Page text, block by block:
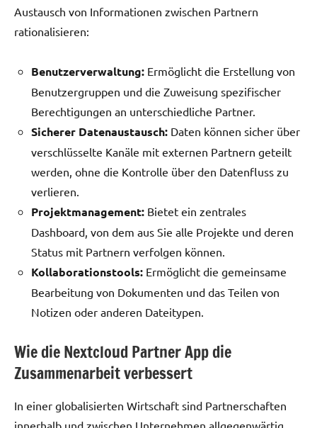
Austausch von Informationen zwischen Partnern
rationalisieren:
Benutzerverwaltung: Ermöglicht die Erstellung von
Benutzergruppen und die Zuweisung spezifischer
Berechtigungen an unterschiedliche Partner.
Sicherer Datenaustausch: Daten können sicher über
verschlüsselte Kanäle mit externen Partnern geteilt
werden, ohne die Kontrolle über den Datenfluss zu
verlieren.
Projektmanagement: Bietet ein zentrales
Dashboard, von dem aus Sie alle Projekte und deren
Status mit Partnern verfolgen können.
Kollaborationstools: Ermöglicht die gemeinsame
Bearbeitung von Dokumenten und das Teilen von
Notizen oder anderen Dateitypen.
Wie die Nextcloud Partner App die
Zusammenarbeit verbessert
In einer globalisierten Wirtschaft sind Partnerschaften